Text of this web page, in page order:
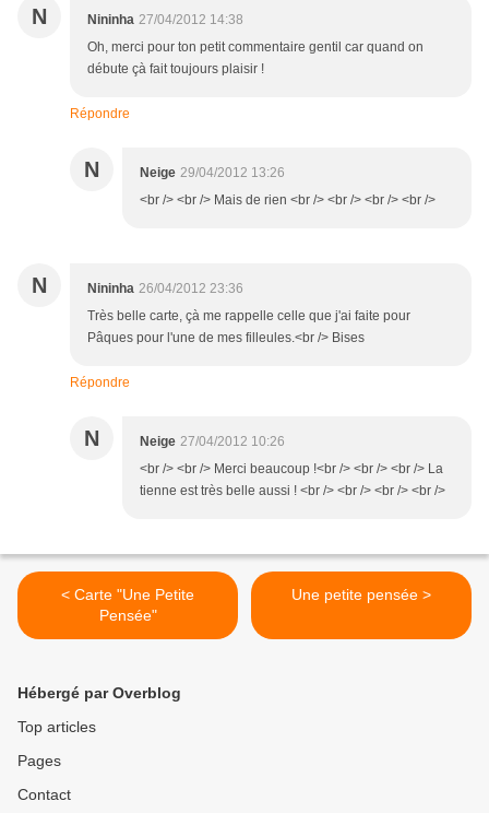
N Nininha 27/04/2012 14:38
Oh, merci pour ton petit commentaire gentil car quand on
débute çà fait toujours plaisir !
Répondre
N Neige 29/04/2012 13:26
<br /> <br /> Mais de rien <br /> <br /> <br /> <br />
N Nininha 26/04/2012 23:36
Très belle carte, çà me rappelle celle que j'ai faite pour
Pâques pour l'une de mes filleules.<br /> Bises
Répondre
N Neige 27/04/2012 10:26
<br /> <br /> Merci beaucoup !<br /> <br /> <br /> La
tienne est très belle aussi ! <br /> <br /> <br /> <br />
< Carte "Une Petite
Pensée"
Une petite pensée >
Hébergé par Overblog
Top articles
Pages
Contact